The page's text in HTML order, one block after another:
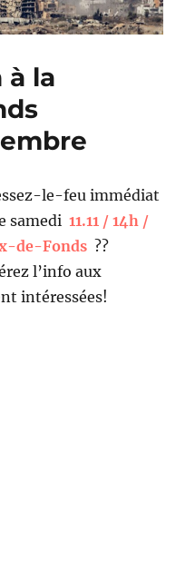
à la
le-feu immédiat
samedi 11.11 / 14h /
de-Fonds ??
l’info aux
intéressées!